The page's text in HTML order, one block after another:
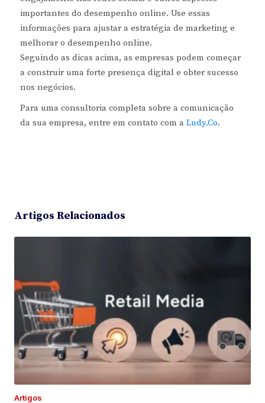
importantes do desempenho online. Use essas
informações para ajustar a estratégia de marketing e
melhorar o desempenho online.
Seguindo as dicas acima, as empresas podem começar
a construir uma forte presença digital e obter sucesso
nos negócios.
Para uma consultoria completa sobre a comunicação
da sua empresa, entre em contato com a Ludy.Co.
Artigos Relacionados
Artigos